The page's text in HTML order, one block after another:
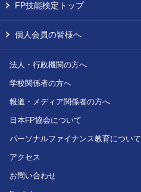
FP技能検定トップ
個人会員の皆様へ
法人・行政機関の方へ
学校関係者の方へ
報道・メディア関係者の方へ
日本FP協会について
パーソナルファイナンス教育について
アクセス
お問い合わせ